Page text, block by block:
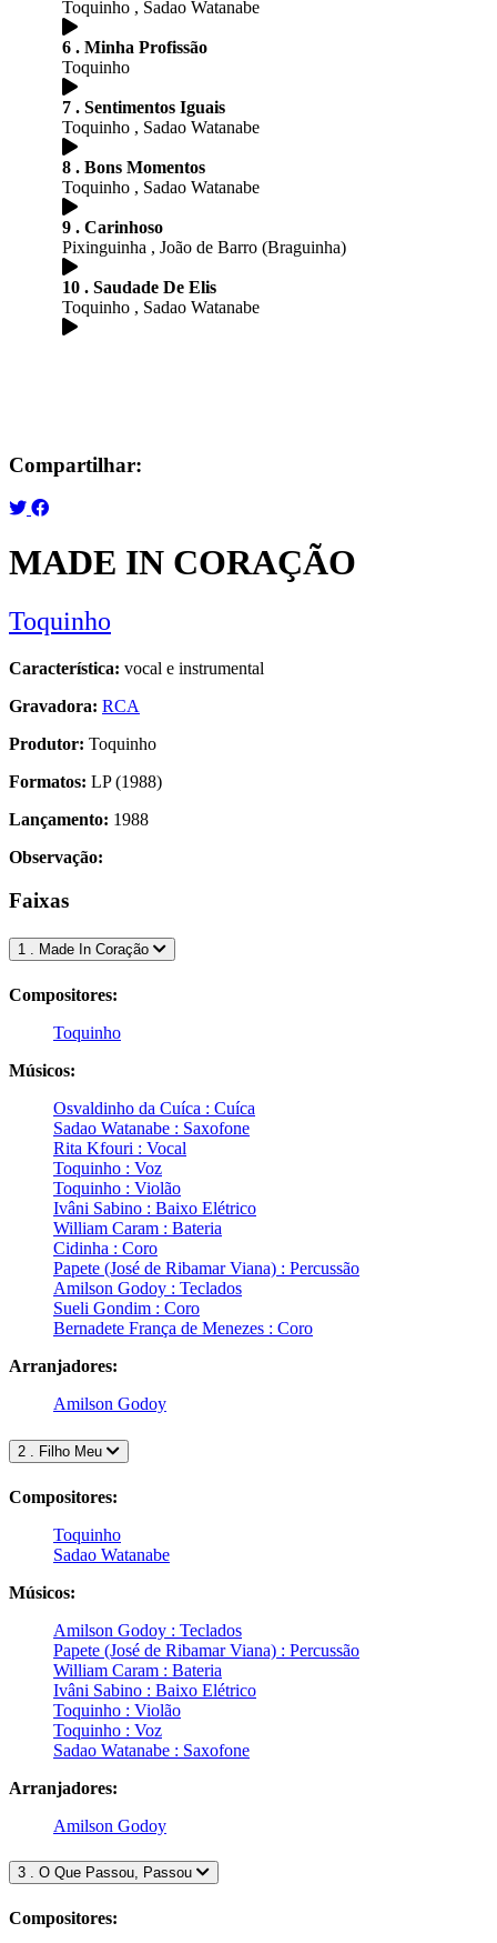
Toquinho , Sadao Watanabe
6 . Minha Profissão
Toquinho
7 . Sentimentos Iguais
Toquinho , Sadao Watanabe
8 . Bons Momentos
Toquinho , Sadao Watanabe
9 . Carinhoso
Pixinguinha , João de Barro (Braguinha)
10 . Saudade De Elis
Toquinho , Sadao Watanabe
Compartilhar:
MADE IN CORAÇÃO
Toquinho
Característica: vocal e instrumental
Gravadora: RCA
Produtor: Toquinho
Formatos: LP (1988)
Lançamento: 1988
Observação:
Faixas
1 . Made In Coração
Compositores:
Toquinho
Músicos:
Osvaldinho da Cuíca : Cuíca
Sadao Watanabe : Saxofone
Rita Kfouri : Vocal
Toquinho : Voz
Toquinho : Violão
Ivâni Sabino : Baixo Elétrico
William Caram : Bateria
Cidinha : Coro
Papete (José de Ribamar Viana) : Percussão
Amilson Godoy : Teclados
Sueli Gondim : Coro
Bernadete França de Menezes : Coro
Arranjadores:
Amilson Godoy
2 . Filho Meu
Compositores:
Toquinho
Sadao Watanabe
Músicos:
Amilson Godoy : Teclados
Papete (José de Ribamar Viana) : Percussão
William Caram : Bateria
Ivâni Sabino : Baixo Elétrico
Toquinho : Violão
Toquinho : Voz
Sadao Watanabe : Saxofone
Arranjadores:
Amilson Godoy
3 . O Que Passou, Passou
Compositores: